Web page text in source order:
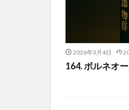
2026年3月4日
164. ボルネオ